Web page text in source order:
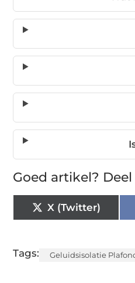
Goed artikel?
X (Twitter)
Tags: Geluidsisolatie